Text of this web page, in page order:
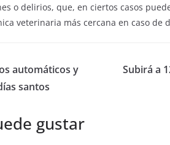
o delirios, que, en ciertos casos
veterinaria más cercana en caso de
automáticos y
santos
Subirá a
gustar